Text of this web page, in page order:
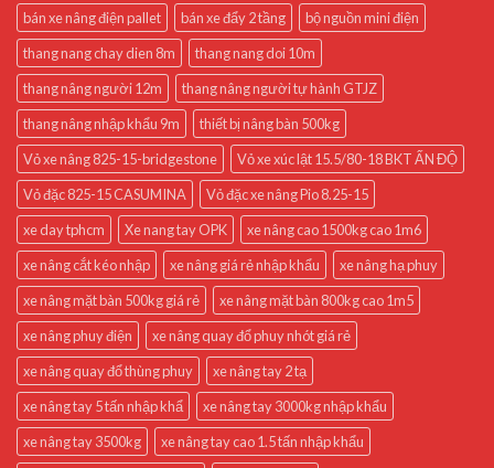
bán xe nâng điện pallet
bán xe đẩy 2 tầng
bộ nguồn mini điện
thang nang chay dien 8m
thang nang doi 10m
thang nâng người 12m
thang nâng người tự hành GTJZ
thang nâng nhập khẩu 9m
thiết bị nâng bàn 500kg
Vỏ xe nâng 825-15-bridgestone
Vỏ xe xúc lật 15.5/80-18 BKT ẤN ĐỘ
Vỏ đặc 825-15 CASUMINA
Vỏ đặc xe nâng Pio 8.25-15
xe day tphcm
Xe nang tay OPK
xe nâng cao 1500kg cao 1m6
xe nâng cắt kéo nhập
xe nâng giá rẻ nhập khẩu
xe nâng hạ phuy
xe nâng mặt bàn 500kg giá rẻ
xe nâng mặt bàn 800kg cao 1m5
xe nâng phuy điện
xe nâng quay đổ phuy nhót giá rẻ
xe nâng quay đổ thùng phuy
xe nâng tay 2 tạ
xe nâng tay 5 tấn nhập khẩ
xe nâng tay 3000kg nhập khẩu
xe nâng tay 3500kg
xe nâng tay cao 1.5 tấn nhập khẩu